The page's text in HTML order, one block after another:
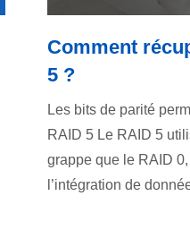
Comment
5 ?
Les bits de parité
RAID 5 Le RAID 5
grappe que le RAID
l’intégration de